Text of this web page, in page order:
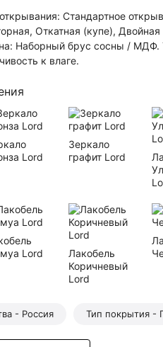
Стандартное
Откатная (купе),
Наборный брус сосны / МДФ.
к влаге.
Lord
Зеркало
графит Lord
Lord
Лакобель
Коричневый
Lord
- Россия Тип покрытия -